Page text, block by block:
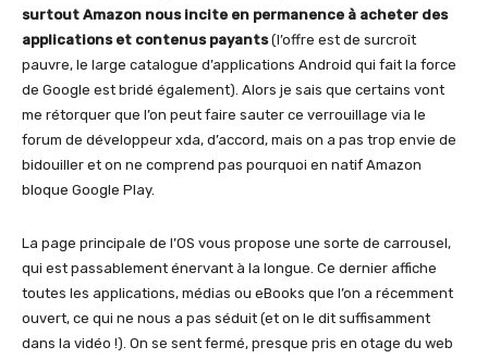
surtout Amazon nous incite en permanence à acheter des
applications et contenus payants(l’offre est de surcroît
pauvre, le large catalogue d’applications Android qui fait la force
de Google est bridé également). Alors je sais que certains vont
me rétorquer que l’on peut faire sauter ce verrouillage via le
forum de développeur xda, d’accord, mais on a pas trop envie de
bidouiller et on ne comprend pas pourquoi en natif Amazon
bloque Google Play.
La page principale de l’OS vous propose une sorte de carrousel,
qui est passablement énervant à la longue. Ce dernier affiche
toutes les applications, médias ou eBooks que l’on a récemment
ouvert, ce qui ne nous a pas séduit (et on le dit suffisamment
dans la vidéo !). On se sent fermé, presque pris en otage du web